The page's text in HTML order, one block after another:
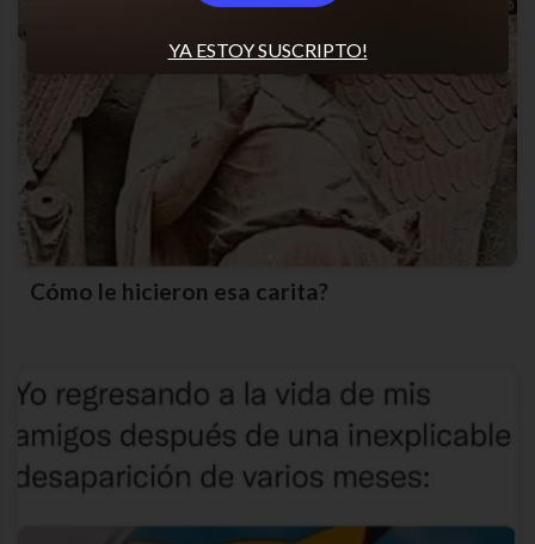
Cómo le hicieron esa carita?
YA ESTOY SUSCRIPTO!